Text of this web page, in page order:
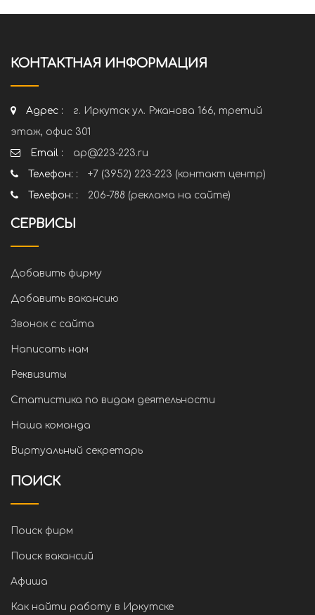
КОНТАКТНАЯ ИНФОРМАЦИЯ
Адрес :
г. Иркутск ул. Ржанова 166, третий
этаж, офис 301
Email :
ap@223-223.ru
Телефон: :
+7 (3952) 223-223 (контакт центр)
Телефон: :
206-788 (реклама на сайте)
СЕРВИСЫ
Добавить фирму
Добавить вакансию
Звонок с сайта
Написать нам
Реквизиты
Статистика по видам деятельности
Наша команда
Виртуальный секретарь
ПОИСК
Поиск фирм
Поиск вакансий
Афиша
Как найти работу в Иркутске